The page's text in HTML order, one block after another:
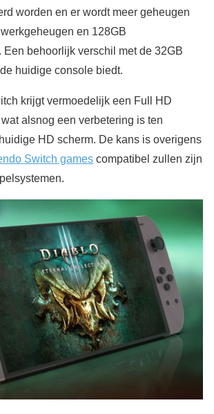
worden en er wordt meer geheugen
en 128GB
behoorlijk verschil met de 32GB
huidige console biedt.
krijgt vermoedelijk een Full HD
alsnog een verbetering is ten
HD scherm. De kans is overigens
Switch games compatibel zullen zijn